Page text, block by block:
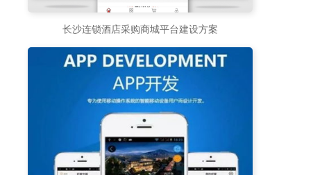
长沙连锁酒店采购商城平台建设方案